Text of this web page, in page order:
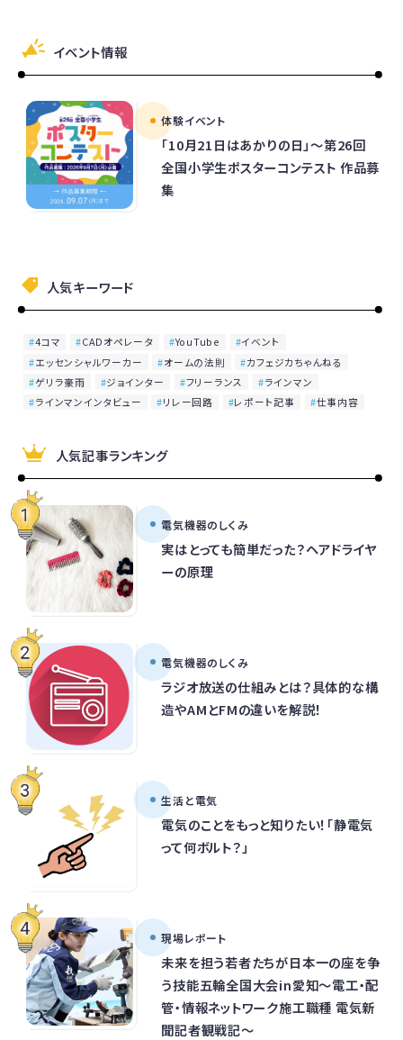
イベント情報
体験イベント
「10月21日はあかりの日」～第26回
全国小学生ポスターコンテスト 作品募
集
人気キーワード
4コマ CADオペレータ YouTube
イベント
エッセンシャルワーカー
オームの法則
カフェジカちゃんねる
ゲリラ豪雨
ジョインター フリーランス
ラインマン
ラインマンインタビュー
リレー回路 レポート記事 仕事内容
人気記事ランキング
電気機器のしくみ
実はとっても簡単だった？ヘアドライヤ
ーの原理
電気機器のしくみ
ラジオ放送の仕組みとは？具体的な構
造やAMとFMの違いを解説！
生活と電気
電気のことをもっと知りたい！「静電気
って何ボルト？」
現場レポート
未来を担う若者たちが日本一の座を争
う技能五輪全国大会in愛知～電工・配
管・情報ネットワーク施工職種 電気新
聞記者観戦記～